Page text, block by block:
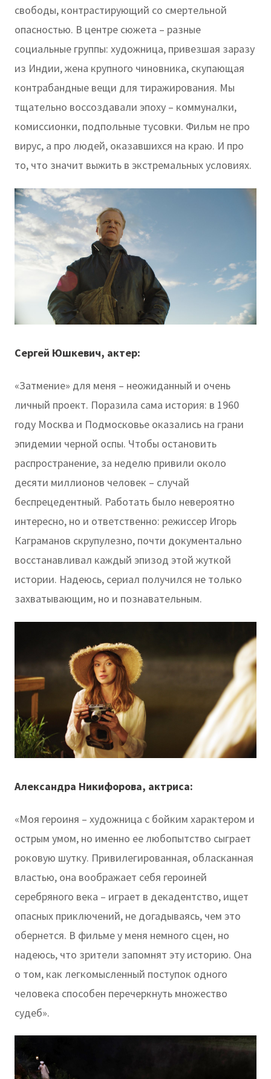
свободы, контрастирующий со смертельной
опасностью. В центре сюжета – разные
социальные группы: художница, привезшая заразу
из Индии, жена крупного чиновника, скупающая
контрабандные вещи для тиражирования. Мы
тщательно воссоздавали эпоху – коммуналки,
комиссионки, подпольные тусовки. Фильм не про
вирус, а про людей, оказавшихся на краю. И про
то, что значит выжить в экстремальных условиях.
Сергей Юшкевич, актер:
«Затмение» для меня – неожиданный и очень
личный проект. Поразила сама история: в 1960
году Москва и Подмосковье оказались на грани
эпидемии черной оспы. Чтобы остановить
распространение, за неделю привили около
десяти миллионов человек – случай
беспрецедентный. Работать было невероятно
интересно, но и ответственно: режиссер Игорь
Каграманов скрупулезно, почти документально
восстанавливал каждый эпизод этой жуткой
истории. Надеюсь, сериал получился не только
захватывающим, но и познавательным.
Александра Никифорова, актриса:
«Моя героиня – художница с бойким характером и
острым умом, но именно ее любопытство сыграет
роковую шутку. Привилегированная, обласканная
властью, она воображает себя героиней
серебряного века – играет в декадентство, ищет
опасных приключений, не догадываясь, чем это
обернется. В фильме у меня немного сцен, но
надеюсь, что зрители запомнят эту историю. Она
о том, как легкомысленный поступок одного
человека способен перечеркнуть множество
судеб».